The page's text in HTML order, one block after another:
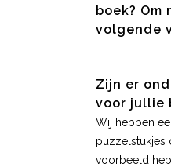
boek?
volgende
Zijn er
voor jullie
Wij hebben
puzzelstukjes
voorbeeld